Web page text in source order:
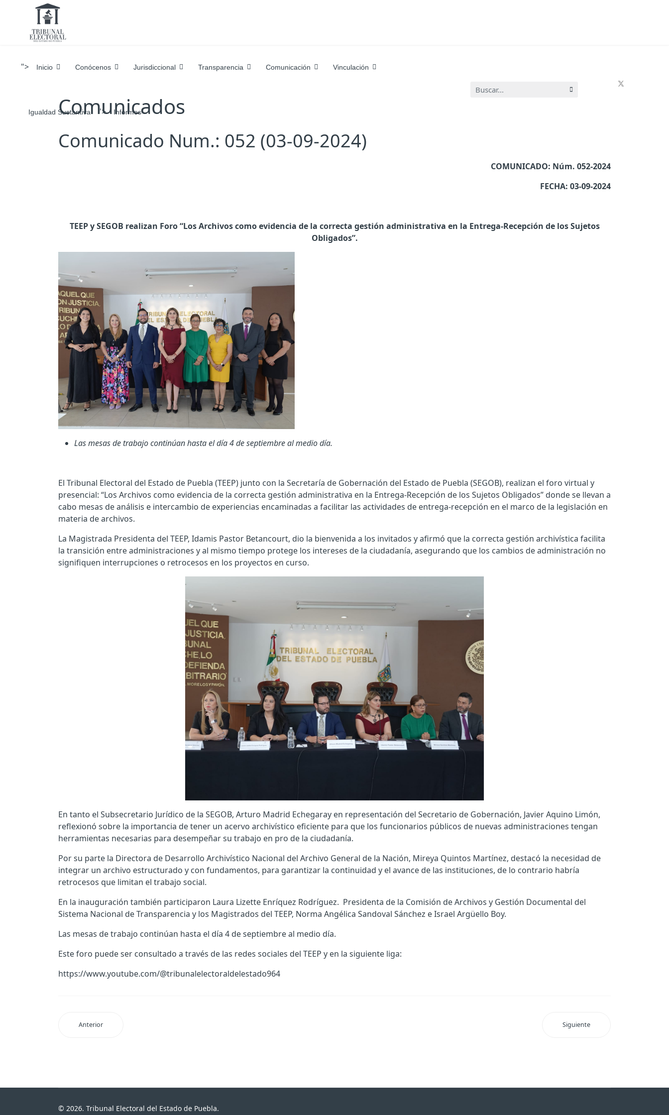
"> Inicio Conócenos Jurisdiccional Transparencia Comunicación Vinculación
Igualdad Sustantiva "> Informes
Buscar...
Comunicados
Comunicado Num.: 052 (03-09-2024)
COMUNICADO: Núm. 052-2024
FECHA: 03-09-2024
TEEP y SEGOB realizan Foro “Los Archivos como evidencia de la correcta gestión administrativa en la Entrega-Recepción de los Sujetos
Obligados”.
Las mesas de trabajo continúan hasta el día 4 de septiembre al medio día.
El Tribunal Electoral del Estado de Puebla (TEEP) junto con la Secretaría de Gobernación del Estado de Puebla (SEGOB), realizan el foro virtual y
presencial: “Los Archivos como evidencia de la correcta gestión administrativa en la Entrega-Recepción de los Sujetos Obligados” donde se llevan a
cabo mesas de análisis e intercambio de experiencias encaminadas a facilitar las actividades de entrega-recepción en el marco de la legislación en
materia de archivos.
La Magistrada Presidenta del TEEP, Idamis Pastor Betancourt, dio la bienvenida a los invitados y afirmó que la correcta gestión archivística facilita
la transición entre administraciones y al mismo tiempo protege los intereses de la ciudadanía, asegurando que los cambios de administración no
signifiquen interrupciones o retrocesos en los proyectos en curso.
En tanto el Subsecretario Jurídico de la SEGOB, Arturo Madrid Echegaray en representación del Secretario de Gobernación, Javier Aquino Limón,
reflexionó sobre la importancia de tener un acervo archivístico eficiente para que los funcionarios públicos de nuevas administraciones tengan
herramientas necesarias para desempeñar su trabajo en pro de la ciudadanía.
Por su parte la Directora de Desarrollo Archivístico Nacional del Archivo General de la Nación, Mireya Quintos Martínez, destacó la necesidad de
integrar un archivo estructurado y con fundamentos, para garantizar la continuidad y el avance de las instituciones, de lo contrario habría
retrocesos que limitan el trabajo social.
En la inauguración también participaron Laura Lizette Enríquez Rodríguez. Presidenta de la Comisión de Archivos y Gestión Documental del
Sistema Nacional de Transparencia y los Magistrados del TEEP, Norma Angélica Sandoval Sánchez e Israel Argüello Boy.
Las mesas de trabajo continúan hasta el día 4 de septiembre al medio día.
Este foro puede ser consultado a través de las redes sociales del TEEP y en la siguiente liga:
https://www.youtube.com/@tribunalelectoraldelestado964
Anterior Siguiente
© 2026. Tribunal Electoral del Estado de Puebla.